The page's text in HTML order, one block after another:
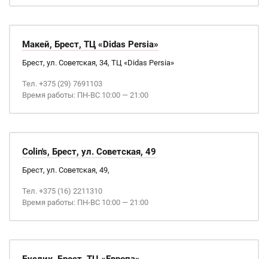
Макей, Брест, ТЦ «Didas Persia»
Брест, ул. Советская, 34, ТЦ «Didas Persia»
Тел. +375 (29) 7691103
Время работы: ПН-ВС 10:00 — 21:00
Colin's, Брест, ул. Советская, 49
Брест, ул. Советская, 49,
Тел. +375 (16) 2211310
Время работы: ПН-ВС 10:00 — 21:00